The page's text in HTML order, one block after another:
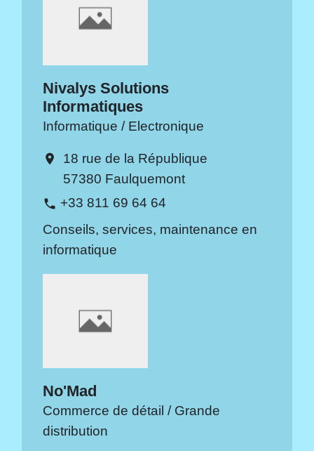
Nivalys Solutions
Informatiques
Informatique / Electronique
location_on
18 rue de la République
57380 Faulquemont
phone +33 811 69 64 64
Conseils, services, maintenance en
informatique
No'Mad
Commerce de détail / Grande
distribution